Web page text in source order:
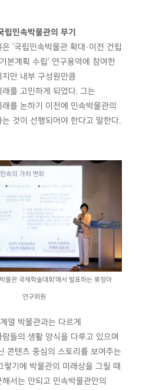
립민속박물관의 무기
’국립민속박물관 확대·이전 건립
본계획 수립’ 연구용역에 참여한
지만 내부 구성원만큼
래를 고민하게 되었다. 그는
를 논하기 이전에 민속박물관의
것이 선행되어야 한다고 말한다.
물관 국제학술대회’에서 발표하는 류정아
연구위원
열 박물관과는 다르게
들의 생활 양식을 다루고 있으며
콘텐츠 중심의 스토리를 보여주는
렇기에 박물관의 미래상을 그릴 때
서는 안되고 민속박물관만의